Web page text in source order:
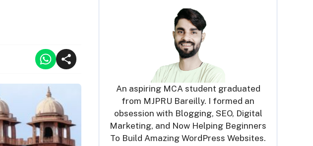
An aspiring MCA student graduated
from MJPRU Bareilly. I formed an
obsession with Blogging, SEO, Digital
Marketing, and Now Helping Beginners
To Build Amazing WordPress Websites.